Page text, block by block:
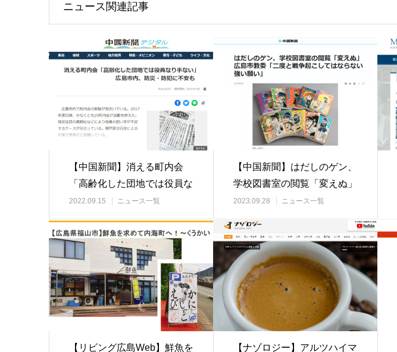
ニュース関連記事
【中国新聞】消える町内会
「高齢化した団地では役員な
り手ない」 広島市…
2022.09.15 ニュース一覧
【中国新聞】はだしのゲン、
学校図書室の閲覧「変えぬ」
広島市教委「二…
2023.09.28 ニュース一覧
【リビング広島Web】鮮魚を
【ナゾロジー】アルツハイマ